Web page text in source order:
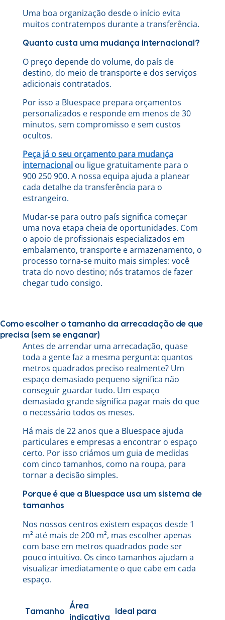
Uma boa organização desde o início evita
muitos contratempos durante a transferência.
Quanto custa uma mudança internacional?
O preço depende do volume, do país de
destino, do meio de transporte e dos serviços
adicionais contratados.
Por isso a Bluespace prepara orçamentos
personalizados e responde em menos de 30
minutos, sem compromisso e sem custos
ocultos.
Peça já o seu orçamento para mudança
internacional ou ligue gratuitamente para o
900 250 900. A nossa equipa ajuda a planear
cada detalhe da transferência para o
estrangeiro.
Mudar-se para outro país significa começar
uma nova etapa cheia de oportunidades. Com
o apoio de profissionais especializados em
embalamento, transporte e armazenamento, o
processo torna-se muito mais simples: você
trata do novo destino; nós tratamos de fazer
chegar tudo consigo.
Como escolher o tamanho da arrecadação de que
precisa (sem se enganar)
Antes de arrendar uma arrecadação, quase
toda a gente faz a mesma pergunta: quantos
metros quadrados preciso realmente? Um
espaço demasiado pequeno significa não
conseguir guardar tudo. Um espaço
demasiado grande significa pagar mais do que
o necessário todos os meses.
Há mais de 22 anos que a Bluespace ajuda
particulares e empresas a encontrar o espaço
certo. Por isso criámos um guia de medidas
com cinco tamanhos, como na roupa, para
tornar a decisão simples.
Porque é que a Bluespace usa um sistema de
tamanhos
Nos nossos centros existem espaços desde 1
m² até mais de 200 m², mas escolher apenas
com base em metros quadrados pode ser
pouco intuitivo. Os cinco tamanhos ajudam a
visualizar imediatamente o que cabe em cada
espaço.
Tamanho
Área
indicativa
Ideal para